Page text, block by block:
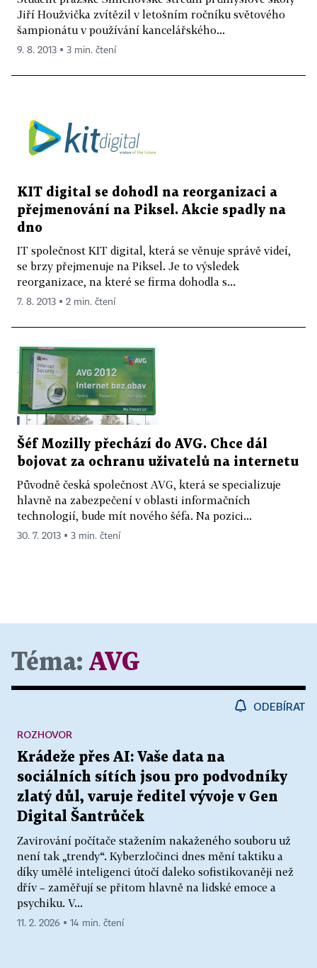
Jiří Houžvička zvítězil v letošním ročníku světového
šampionátu v používání kancelářského...
9. 8. 2013 ▪ 3 min. čtení
KIT digital se dohodl na reorganizaci a
přejmenování na Piksel. Akcie spadly na
dno
IT společnost KIT digital, která se věnuje správě videí,
se brzy přejmenuje na Piksel. Je to výsledek
reorganizace, na které se firma dohodla s...
7. 8. 2013 ▪ 2 min. čtení
Šéf Mozilly přechází do AVG. Chce dál
bojovat za ochranu uživatelů na internetu
Původně česká společnost AVG, která se specializuje
hlavně na zabezpečení v oblasti informačních
technologií, bude mít nového šéfa. Na pozici...
30. 7. 2013 ▪ 3 min. čtení
Téma: AVG
ODEBÍRAT
Krádeže přes AI: Vaše data na
sociálních sítích jsou pro podvodníky
zlatý důl, varuje ředitel vývoje v Gen
Digital Šantrůček
Zavirování počítače stažením nakaženého souboru už
není tak „trendy“. Kyberzločinci dnes mění taktiku a
díky umělé inteligenci útočí daleko sofistikovaněji než
dřív – zaměřují se přitom hlavně na lidské emoce a
psychiku. V...
ROZHOVOR
11. 2. 2026 ▪ 14 min. čtení